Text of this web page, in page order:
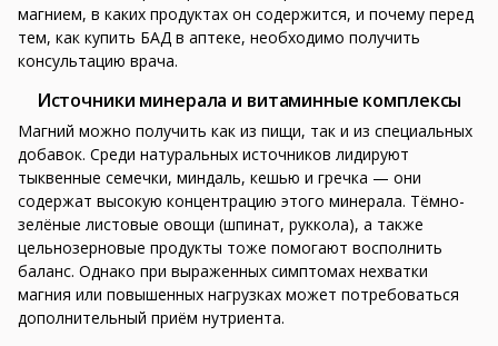
магнием, в каких продуктах он содержится, и почему перед
тем, как купить БАД в аптеке, необходимо получить
консультацию врача.
Источники минерала и витаминные комплексы
Магний можно получить как из пищи, так и из специальных
добавок. Среди натуральных источников лидируют
тыквенные семечки, миндаль, кешью и гречка — они
содержат высокую концентрацию этого минерала. Тёмно-
зелёные листовые овощи (шпинат, руккола), а также
цельнозерновые продукты тоже помогают восполнить
баланс. Однако при выраженных симптомах нехватки
магния или повышенных нагрузках может потребоваться
дополнительный приём нутриента.